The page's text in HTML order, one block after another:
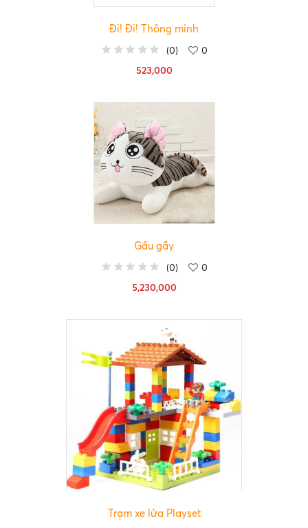
Đi! Đi! Thông minh
(0)
0
523,000
Gấu gầy
(0)
0
5,230,000
Trạm xe lửa Playset